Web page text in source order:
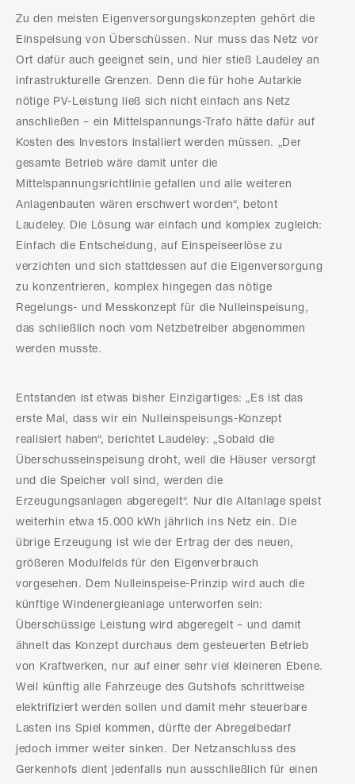
Zu den meisten Eigenversorgungskonzepten gehört die
Einspeisung von Überschüssen. Nur muss das Netz vor
Ort dafür auch geeignet sein, und hier stieß Laudeley an
infrastrukturelle Grenzen. Denn die für hohe Autarkie
nötige PV-Leistung ließ sich nicht einfach ans Netz
anschließen – ein Mittelspannungs-Trafo hätte dafür auf
Kosten des Investors installiert werden müssen. „Der
gesamte Betrieb wäre damit unter die
Mittelspannungsrichtlinie gefallen und alle weiteren
Anlagenbauten wären erschwert worden“, betont
Laudeley. Die Lösung war einfach und komplex zugleich:
Einfach die Entscheidung, auf Einspeiseerlöse zu
verzichten und sich stattdessen auf die Eigenversorgung
zu konzentrieren, komplex hingegen das nötige
Regelungs- und Messkonzept für die Nulleinspeisung,
das schließlich noch vom Netzbetreiber abgenommen
werden musste.
Entstanden ist etwas bisher Einzigartiges: „Es ist das
erste Mal, dass wir ein Nulleinspeisungs-Konzept
realisiert haben“, berichtet Laudeley: „Sobald die
Überschusseinspeisung droht, weil die Häuser versorgt
und die Speicher voll sind, werden die
Erzeugungsanlagen abgeregelt“. Nur die Altanlage speist
weiterhin etwa 15.000 kWh jährlich ins Netz ein. Die
übrige Erzeugung ist wie der Ertrag der des neuen,
größeren Modulfelds für den Eigenverbrauch
vorgesehen. Dem Nulleinspeise-Prinzip wird auch die
künftige Windenergieanlage unterworfen sein:
Überschüssige Leistung wird abgeregelt – und damit
ähnelt das Konzept durchaus dem gesteuerten Betrieb
von Kraftwerken, nur auf einer sehr viel kleineren Ebene.
Weil künftig alle Fahrzeuge des Gutshofs schrittweise
elektrifiziert werden sollen und damit mehr steuerbare
Lasten ins Spiel kommen, dürfte der Abregelbedarf
jedoch immer weiter sinken. Der Netzanschluss des
Gerkenhofs dient jedenfalls nun ausschließlich für einen